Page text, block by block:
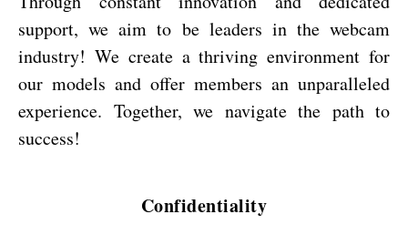
support, we aim to be leaders in the webcam
industry! We create a thriving environment for
our models and offer members an unparalleled
experience. Together, we navigate the path to
success!
Confidentiality